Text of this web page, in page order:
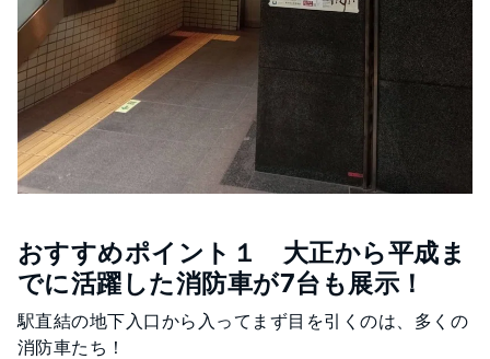
おすすめポイント１ 大正から平成ま
でに活躍した消防車が7台も展示！
駅直結の地下入口から入ってまず目を引くのは、多くの
消防車たち！